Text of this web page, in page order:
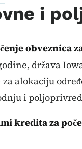
i
obveznica
država
alokaciju
i
kredita za